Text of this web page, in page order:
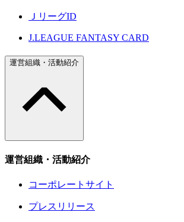
ＪリーグID
J.LEAGUE FANTASY CARD
運営組織・活動紹介
運営組織・活動紹介
コーポレートサイト
プレスリリース